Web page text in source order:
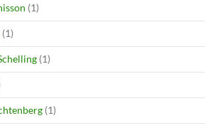
(1)
(1)
(1)
(1)